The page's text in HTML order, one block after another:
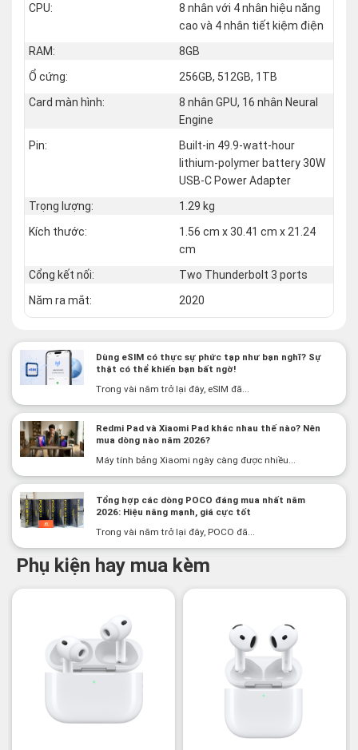
CPU:
8 nhân với 4 nhân hiệu năng
cao và 4 nhân tiết kiệm điện
RAM:
8GB
Ổ cứng:
256GB, 512GB, 1TB
Card màn hình:
8 nhân GPU, 16 nhân Neural
Engine
Pin:
Built-in 49.9‑watt‑hour
lithium‑polymer battery 30W
USB-C Power Adapter
Trọng lượng:
1.29 kg
Kích thước:
1.56 cm x 30.41 cm x 21.24
cm
Cổng kết nối:
Two Thunderbolt 3 ports
Năm ra mắt:
2020
Dùng eSIM có thực sự phức tạp như bạn nghĩ? Sự
thật có thể khiến bạn bất ngờ!
Trong vài năm trở lại đây, eSIM đã...
Redmi Pad và Xiaomi Pad khác nhau thế nào? Nên
mua dòng nào năm 2026?
Máy tính bảng Xiaomi ngày càng được nhiều...
Tổng hợp các dòng POCO đáng mua nhất năm
2026: Hiệu năng mạnh, giá cực tốt
Trong vài năm trở lại đây, POCO đã...
Phụ kiện hay mua kèm